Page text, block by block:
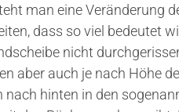
man eine Veränderung
dass so viel bedeutet
nicht
aber auch je nach Höhe
hinten in den